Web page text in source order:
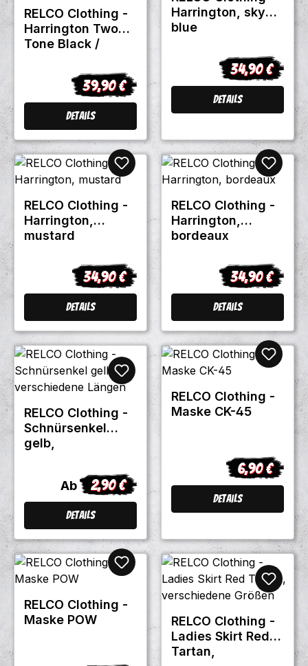
RELCO Clothing -
Harrington Two
Tone Black /
Regulärer Preis:
39,90 €
Details
Harrington, sky
blue
Regulärer
34,90 €
Details
RELCO Clothing -
Harrington,
mustard
Regulärer Preis:
34,90 €
Details
RELCO Clothing -
Harrington,
bordeaux
Regulärer
34,90 €
Details
RELCO Clothing -
Schnürsenkel
gelb,
Regulärer Preis:
Ab 2,90 €
Details
RELCO Clothing -
Maske CK-45
Regulärer
6,90 €
Details
RELCO Clothing -
Maske POW
RELCO Clothing -
Ladies Skirt Red
Tartan,